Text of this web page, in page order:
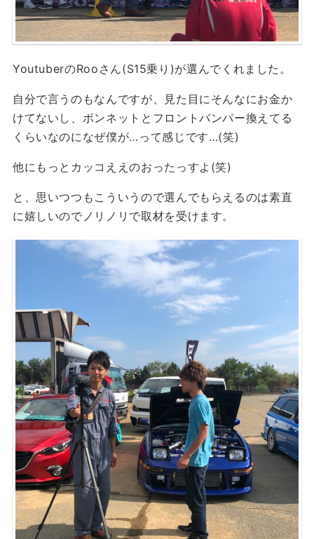
YoutuberのRooさん(S15乗り)が選んでくれました。
自分で言うのもなんですが、見た目にそんなにお金か
けてないし、ボンネットとフロントバンパー換えてる
くらいなのになぜ僕が…って感じです…(笑)
他にもっとカッコええのおったっすよ(笑)
と、思いつつもこういうので選んでもらえるのは素直
に嬉しいのでノリノリで取材を受けます。